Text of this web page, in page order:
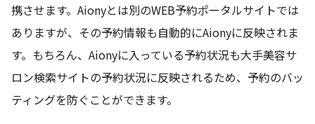
携させます。Aionyとは別のWEB予約ポータルサイトでは
ありますが、その予約情報も自動的にAionyに反映されま
す。もちろん、Aionyに入っている予約状況も大手美容サ
ロン検索サイトの予約状況に反映されるため、予約のバッ
ティングを防ぐことができます。